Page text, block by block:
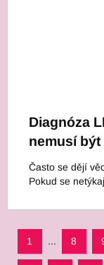
Diagnóza
nemusí
Často se dějí
Pokud se
1 ... 8